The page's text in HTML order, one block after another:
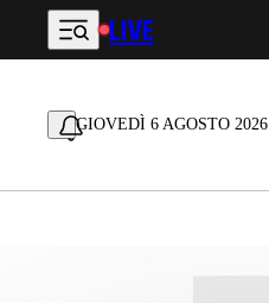
Vai al contenuto principale
LIVE
GIOVEDÌ 6 AGOSTO 2026